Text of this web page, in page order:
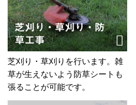
芝刈り・草刈り・防
草工事
芝刈り・草刈りを行います。雑
草が生えないよう防草シートも
張ることが可能です。